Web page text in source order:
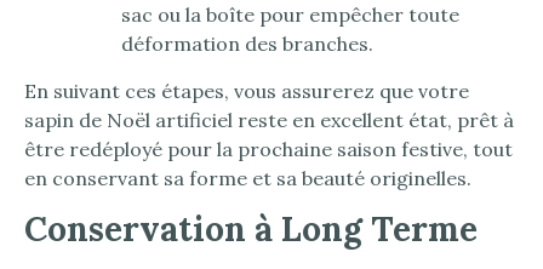
sac ou la boîte pour empêcher toute
déformation des branches.
En suivant ces étapes, vous assurerez que votre
sapin de Noël artificiel reste en excellent état, prêt à
être redéployé pour la prochaine saison festive, tout
en conservant sa forme et sa beauté originelles.
Conservation à Long Terme